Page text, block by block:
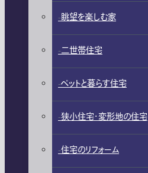
眺望を楽しむ家
二世帯住宅
ペットと暮らす住宅
狭小住宅・変形地の住宅
住宅のリフォーム